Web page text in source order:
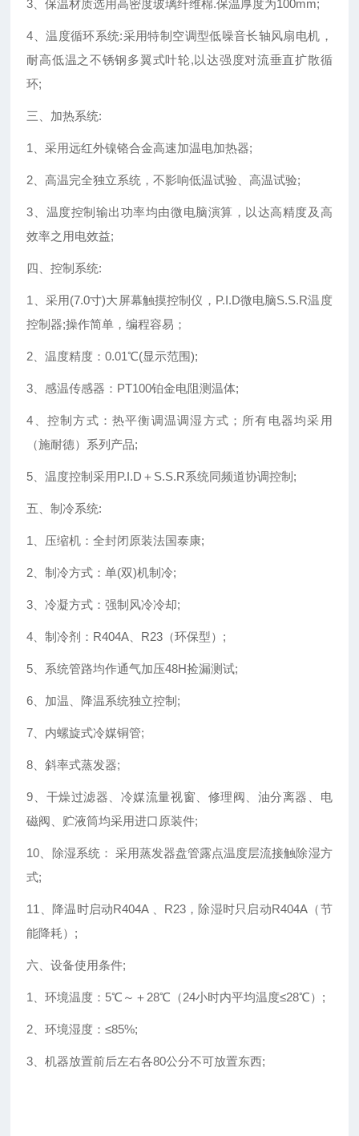
3、保温材质选用高密度玻璃纤维棉.保温厚度为100mm;
4、温度循环系统:采用特制空调型低噪音长轴风扇电机，
耐高低温之不锈钢多翼式叶轮,以达强度对流垂直扩散循
环;
三、加热系统:
1、采用远红外镍铬合金高速加温电加热器;
2、高温完全独立系统，不影响低温试验、高温试验;
3、温度控制输出功率均由微电脑演算，以达高精度及高
效率之用电效益;
四、控制系统:
1、采用(7.0寸)大屏幕触摸控制仪，P.I.D微电脑S.S.R温度
控制器;操作简单，编程容易；
2、温度精度：0.01℃(显示范围);
3、感温传感器：PT100铂金电阻测温体;
4、控制方式：热平衡调温调湿方式；所有电器均采用
（施耐德）系列产品;
5、温度控制采用P.I.D＋S.S.R系统同频道协调控制;
五、制冷系统:
1、压缩机：全封闭原装法国泰康;
2、制冷方式：单(双)机制冷;
3、冷凝方式：强制风冷冷却;
4、制冷剂：R404A、R23（环保型）;
5、系统管路均作通气加压48H捡漏测试;
6、加温、降温系统独立控制;
7、内螺旋式冷媒铜管;
8、斜率式蒸发器;
9、干燥过滤器、冷媒流量视窗、修理阀、油分离器、电
磁阀、贮液筒均采用进口原装件;
10、除湿系统： 采用蒸发器盘管露点温度层流接触除湿方
式;
11、降温时启动R404A 、R23，除湿时只启动R404A（节
能降耗）;
六、设备使用条件;
1、环境温度：5℃～＋28℃（24小时内平均温度≤28℃）;
2、环境湿度：≤85%;
3、机器放置前后左右各80公分不可放置东西;